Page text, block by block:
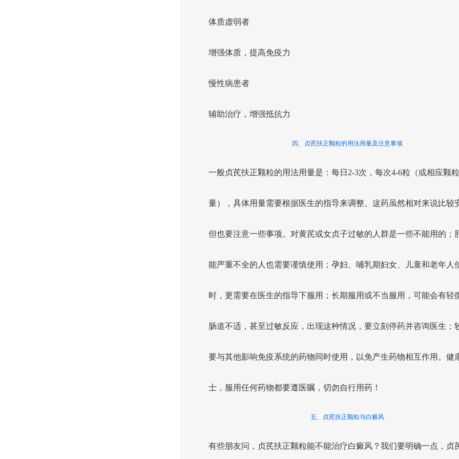
体质虚弱者
增强体质，提高免疫力
慢性病患者
辅助治疗，增强抵抗力
四、贞芪扶正颗粒的用法用量及注意事项
一般贞芪扶正颗粒的用法用量是：每日2-3次，每次4-6粒（或相应颗
量），具体用量需要根据医生的指导来调整。这药虽然相对来说比较
但也要注意一些事项。对黄芪或女贞子过敏的人群是一些不能用的；
能严重不全的人也需要谨慎使用；孕妇、哺乳期妇女、儿童和老年人
时，更需要在医生的指导下服用；长期服用或不当服用，可能会有轻
肠道不适，甚至过敏反应，出现这种情况，要立刻停药并咨询医生；
要与其他影响免疫系统的药物同时使用，以免产生药物相互作用。健
士，服用任何药物都要遵医嘱，切勿自行用药！
五、贞芪扶正颗粒与白癜风
有些朋友问，贞芪扶正颗粒能不能治疗白癜风？我们要明确一点，贞